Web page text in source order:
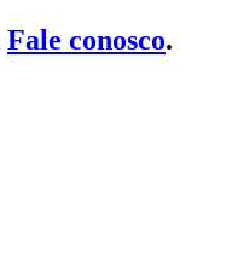
Fale conosco.